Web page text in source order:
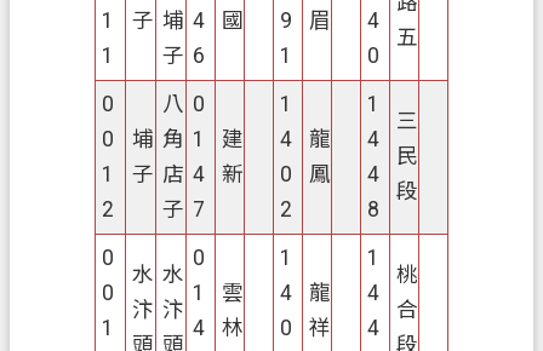
1
1
子 埔
子
4
6
國
9
1
眉
4
0
五
0
0
1
2
埔
子
八
角
店
子
0
1
4
7
建
新
1
4
0
2
龍
鳳
1
4
4
8
三
民
段
0
0
1
水
汴
頭
水
汴
頭
0
1
4
雲
林
1
4
0
龍
祥
1
4
4
桃
合
段